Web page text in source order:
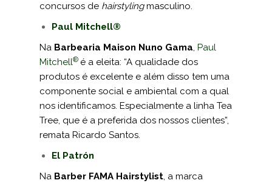
concursos de hairstylingmasculino.
Paul Mitchell®
Na Barbearia Maison Nuno Gama, Paul
Mitchell® é a eleita: “A qualidade dos
produtos é excelente e além disso tem uma
componente social e ambiental com a qual
nos identificamos. Especialmente a linha Tea
Tree, que é a preferida dos nossos clientes”,
remata Ricardo Santos.
El Patrón
Na Barber FAMA Hairstylist, a marca